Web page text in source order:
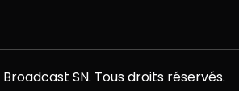
SN. Tous droits réservés.